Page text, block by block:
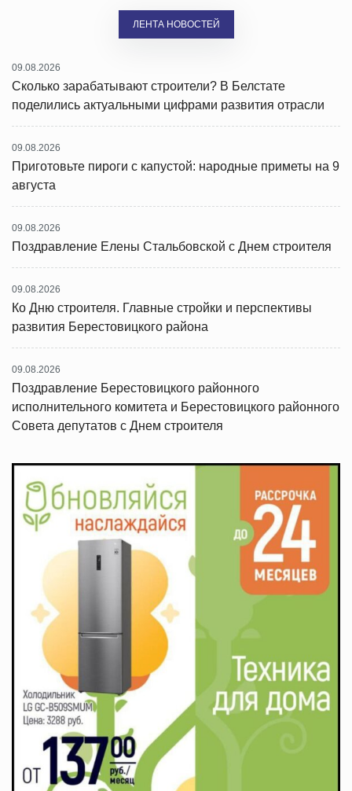
ЛЕНТА НОВОСТЕЙ
09.08.2026
Сколько зарабатывают строители? В Белстате
поделились актуальными цифрами развития отрасли
09.08.2026
Приготовьте пироги с капустой: народные приметы на 9
августа
09.08.2026
Поздравление Елены Стальбовской с Днем строителя
09.08.2026
Ко Дню строителя. Главные стройки и перспективы
развития Берестовицкого района
09.08.2026
Поздравление Берестовицкого районного
исполнительного комитета и Берестовицкого районного
Совета депутатов с Днем строителя